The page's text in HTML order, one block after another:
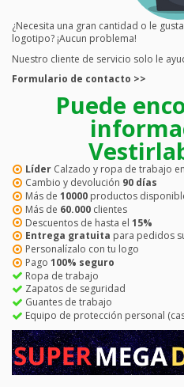
¿Necesita una gran cantidad o le
logotipo? ¡Aucun problema!
Nuestro cliente de servicio solo le
Formulario de contacto >>
Puede
Líder Calzado y ropa de trabajo
Cambio y devolución 90 días
Más de 10000 productos
Más de 60.000 clientes
Descuentos de hasta el 15%
Entrega gratuita para pedidos
Personalízalo con tu logo
Pago 100% seguro
Ropa de trabajo
Zapatos de seguridad
Guantes de trabajo
Equipo de protección personal